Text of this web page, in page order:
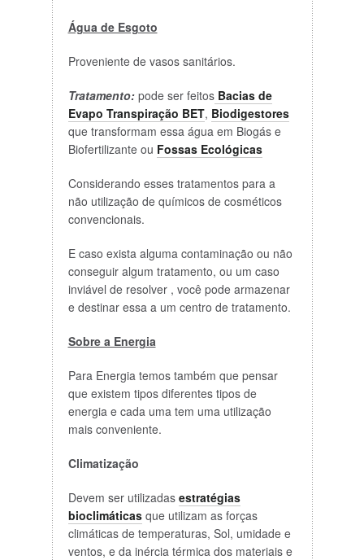
Água de Esgoto
Proveniente de vasos sanitários.
Tratamento:pode ser feitosBacias de
Evapo Transpiração BET, Biodigestores
que transformam essa água em Biogás e
Biofertilizante ou Fossas Ecológicas
Considerando esses tratamentos para a
não utilização de químicos de cosméticos
convencionais.
E caso exista alguma contaminação ou não
conseguir algum tratamento, ou um caso
inviável de resolver , você pode armazenar
e destinar essa a um centro de tratamento.
Sobre a Energia
Para Energia temos também que pensar
que existem tipos diferentes tipos de
energia e cada uma tem uma utilização
mais conveniente.
Climatização
Devem ser utilizadas estratégias
bioclimáticasque utilizam as forças
climáticas de temperaturas, Sol, umidade e
ventos, e da inércia térmica dos materiais e